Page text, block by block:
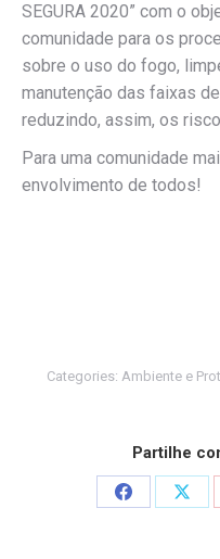
SEGURA 2020” com o
comunidade para os
sobre o uso do fogo,
manutenção das faixas
reduzindo, assim, os
Para uma comunidade
envolvimento de todos!
Categories: Ambiente e
Partilhe
Share